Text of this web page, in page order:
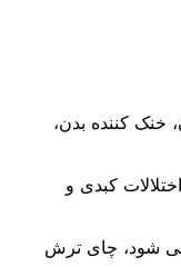
خنک ‌کننده بدن،
کبدی و
شود، چای ترش